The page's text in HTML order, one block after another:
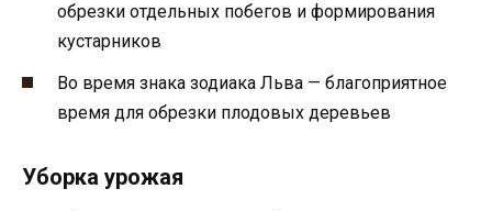
обрезки отдельных побегов и формирования
кустарников
Во время знака зодиака Льва — благоприятное
время для обрезки плодовых деревьев
Уборка урожая